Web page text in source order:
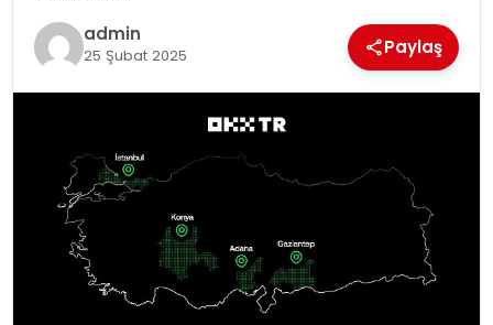
admin
25 Şubat 2025 Paylaş